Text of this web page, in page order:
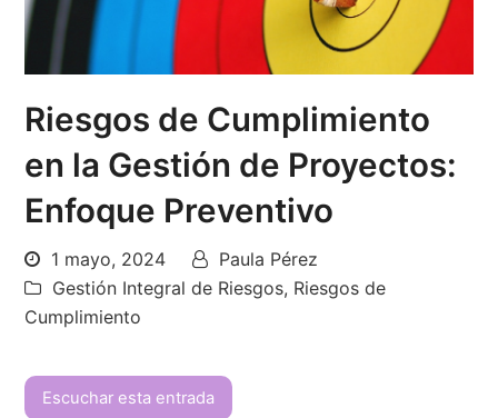
Riesgos de Cumplimiento
en la Gestión de Proyectos:
Enfoque Preventivo
1 mayo, 2024
Paula Pérez
Gestión Integral de Riesgos, Riesgos de
Cumplimiento
Escuchar esta entrada